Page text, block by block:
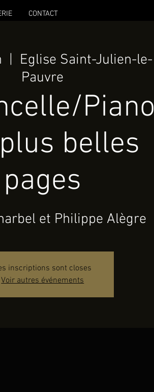
CONTACT
  |
Eglise Saint-Julien-le-
Pauvre
Piano
belles
pages
et Philippe Alègre
inscriptions sont closes
Voir autres événements